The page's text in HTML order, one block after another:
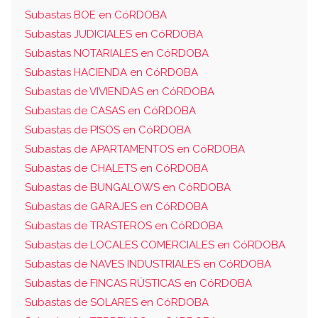
Subastas BOE en CóRDOBA
Subastas JUDICIALES en CóRDOBA
Subastas NOTARIALES en CóRDOBA
Subastas HACIENDA en CóRDOBA
Subastas de VIVIENDAS en CóRDOBA
Subastas de CASAS en CóRDOBA
Subastas de PISOS en CóRDOBA
Subastas de APARTAMENTOS en CóRDOBA
Subastas de CHALETS en CóRDOBA
Subastas de BUNGALOWS en CóRDOBA
Subastas de GARAJES en CóRDOBA
Subastas de TRASTEROS en CóRDOBA
Subastas de LOCALES COMERCIALES en CóRDOBA
Subastas de NAVES INDUSTRIALES en CóRDOBA
Subastas de FINCAS RÚSTICAS en CóRDOBA
Subastas de SOLARES en CóRDOBA